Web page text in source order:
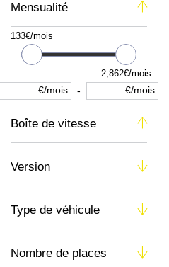
Mensualité
133€/mois
2,862€/mois
€/mois - €/mois
Boîte de vitesse
Version
Type de véhicule
Nombre de places